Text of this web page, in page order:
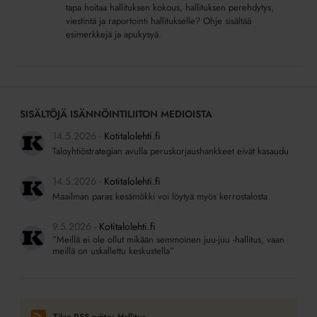
tapa hoitaa hallituksen kokous, hallituksen perehdytys,
viestintä ja raportointi hallitukselle? Ohje sisältää
esimerkkejä ja apukysyä.
SISÄLTÖJÄ ISÄNNÖINTILIITON MEDIOISTA
14.5.2026
Kotitalolehti.fi
Taloyhtiöstrategian avulla peruskorjaushankkeet eivät kasaudu
14.5.2026 Kotitalolehti.fi
Maailman paras kesämökki voi löytyä myös kerrostalosta
9.5.2026 Kotitalolehti.fi
”Meillä ei ole ollut mikään semmoinen juu-juu -hallitus, vaan
meillä on uskallettu keskustella”